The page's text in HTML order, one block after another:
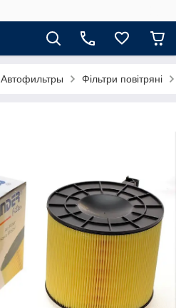
Автофильтры Фільтри повітряні